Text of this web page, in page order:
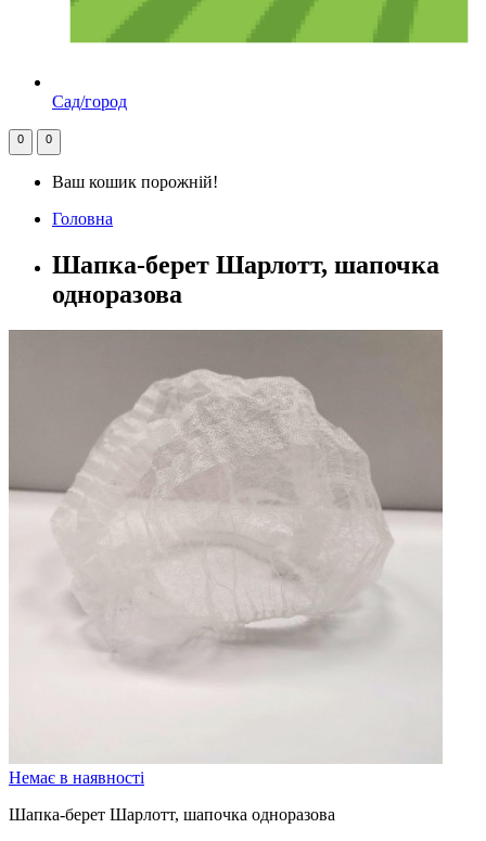
Сад/город
0 0
Ваш кошик порожній!
Головна
Шапка-берет Шарлотт, шапочка
одноразова
Немає в наявності
Шапка-берет Шарлотт, шапочка одноразова